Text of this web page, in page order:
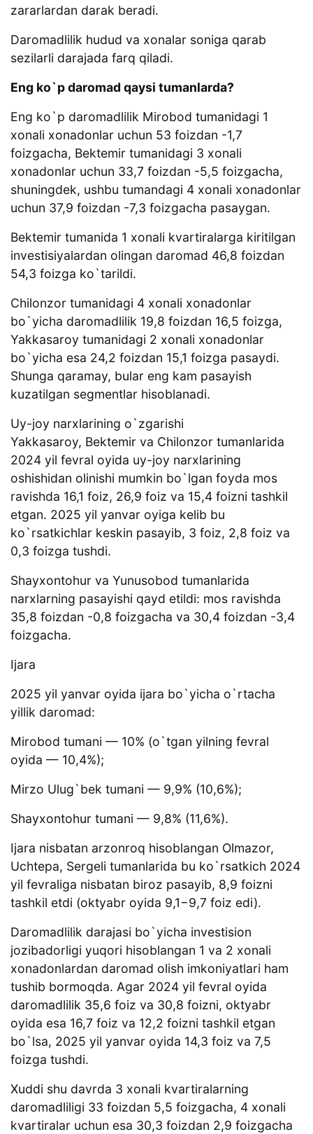
zararlardan darak beradi.
Daromadlilik hudud va xonalar soniga qarab
sezilarli darajada farq qiladi.
Eng ko`p daromad qaysi tumanlarda?
Eng ko`p daromadlilik Mirobod tumanidagi 1
xonali xonadonlar uchun 53 foizdan -1,7
foizgacha, Bektemir tumanidagi 3 xonali
xonadonlar uchun 33,7 foizdan -5,5 foizgacha,
shuningdek, ushbu tumandagi 4 xonali xonadonlar
uchun 37,9 foizdan -7,3 foizgacha pasaygan.
Bektemir tumanida 1 xonali kvartiralarga kiritilgan
investisiyalardan olingan daromad 46,8 foizdan
54,3 foizga ko`tarildi.
Chilonzor tumanidagi 4 xonali xonadonlar
bo`yicha daromadlilik 19,8 foizdan 16,5 foizga,
Yakkasaroy tumanidagi 2 xonali xonadonlar
bo`yicha esa 24,2 foizdan 15,1 foizga pasaydi.
Shunga qaramay, bular eng kam pasayish
kuzatilgan segmentlar hisoblanadi.
Uy-joy narxlarining o`zgarishi
Yakkasaroy, Bektemir va Chilonzor tumanlarida
2024 yil fevral oyida uy-joy narxlarining
oshishidan olinishi mumkin bo`lgan foyda mos
ravishda 16,1 foiz, 26,9 foiz va 15,4 foizni tashkil
etgan. 2025 yil yanvar oyiga kelib bu
ko`rsatkichlar keskin pasayib, 3 foiz, 2,8 foiz va
0,3 foizga tushdi.
Shayxontohur va Yunusobod tumanlarida
narxlarning pasayishi qayd etildi: mos ravishda
35,8 foizdan -0,8 foizgacha va 30,4 foizdan -3,4
foizgacha.
Ijara
2025 yil yanvar oyida ijara bo`yicha o`rtacha
yillik daromad:
Mirobod tumani — 10% (o`tgan yilning fevral
oyida — 10,4%);
Mirzo Ulug`bek tumani — 9,9% (10,6%);
Shayxontohur tumani — 9,8% (11,6%).
Ijara nisbatan arzonroq hisoblangan Olmazor,
Uchtepa, Sergeli tumanlarida bu ko`rsatkich 2024
yil fevraliga nisbatan biroz pasayib, 8,9 foizni
tashkil etdi (oktyabr oyida 9,1−9,7 foiz edi).
Daromadlilik darajasi bo`yicha investision
jozibadorligi yuqori hisoblangan 1 va 2 xonali
xonadonlardan daromad olish imkoniyatlari ham
tushib bormoqda. Agar 2024 yil fevral oyida
daromadlilik 35,6 foiz va 30,8 foizni, oktyabr
oyida esa 16,7 foiz va 12,2 foizni tashkil etgan
bo`lsa, 2025 yil yanvar oyida 14,3 foiz va 7,5
foizga tushdi.
Xuddi shu davrda 3 xonali kvartiralarning
daromadliligi 33 foizdan 5,5 foizgacha, 4 xonali
kvartiralar uchun esa 30,3 foizdan 2,9 foizgacha